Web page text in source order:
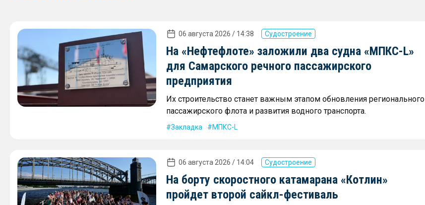
06 августа 2026 / 14:38 Судостроение
На «Нефтефлоте» заложили два судна «МПКС-L»
для Самарского речного пассажирского
предприятия
Их строительство станет важным этапом обновления регионального
пассажирского флота и развития водного транспорта.
Закладка МПКС-L
06 августа 2026 / 14:04 Судостроение
На борту скоростного катамарана «Котлин»
пройдет второй сайкл-фестиваль